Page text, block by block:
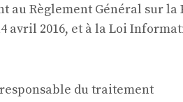
au Règlement Général sur
avril 2016, et à la Loi
du traitement